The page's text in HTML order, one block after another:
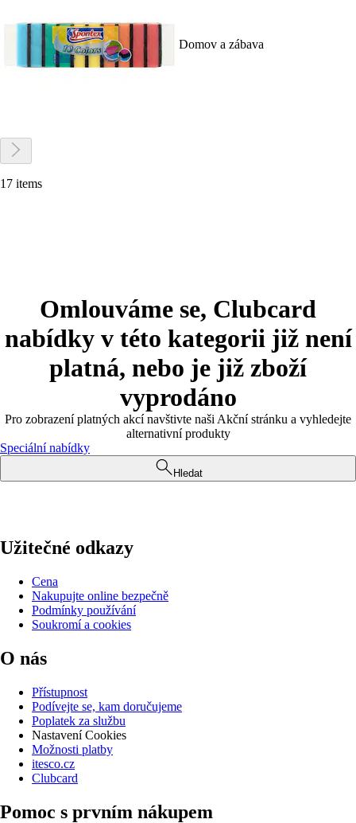
Domov a zábava
17 items
Omlouváme se, Clubcard
nabídky v této kategorii již není
platná, nebo je již zboží
vyprodáno
Pro zobrazení platných akcí navštivte naši Akční stránku a vyhledejte
alternativní produkty
Speciální nabídky
Hledat
Užitečné odkazy
Cena
Nakupujte online bezpečně
Podmínky používání
Soukromí a cookies
O nás
Přístupnost
Podívejte se, kam doručujeme
Poplatek za službu
Nastavení Cookies
Možnosti platby
itesco.cz
Clubcard
Pomoc s prvním nákupem